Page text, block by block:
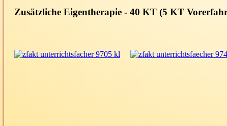
Zusätzliche Eigentherapie - 40 KT (5 KT